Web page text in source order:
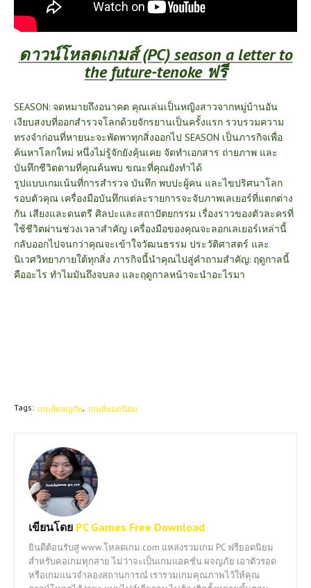
ดาวน์โหลดเกมส์ (PC) season a letter to
the future-tenoke ฟรี
SEASON: จดหมายถึงอนาคต คุณเล่นเป็นหญิงสาวจากหมู่บ้านอัน
เงียบสงบที่ออกสำรวจโลกด้วยจักรยานเป็นครั้งแรก รวบรวมความ
ทรงจำก่อนที่หายนะจะพัดพาทุกสิ่งออกไป SEASON เป็นภารกิจเพื่อ
ค้นหาโลกใหม่ หนึ่งไม่รู้จักยังคุ้นเคย จัดทำเอกสาร ถ่ายภาพ และ
บันทึกชีวิตตามที่คุณค้นพบ ขณะที่คุณยังทำได้
รูปแบบเกมเน้นที่การสำรวจ บันทึก พบปะผู้คน และไขปริศนาโลก
รอบตัวคุณ เครื่องมือบันทึกแต่ละรายการจะจับภาพเลเยอร์ที่แตกต่าง
กัน เสียงและดนตรี ศิลปะและสถาปัตยกรรม เรื่องราวของตัวละครที่
ใช้ชีวิตผ่านช่วงเวลาสำคัญ เครื่องมือของคุณจะลอกเลเยอร์เหล่านี้
กลับออกไปจนกว่าคุณจะเข้าใจวัฒนธรรม ประวัติศาสตร์ และ
นิเวศวิทยาภายใต้ทุกสิ่ง ภารกิจนี้นำคุณไปสู่คำถามสำคัญ: ฤดูกาลนี้
คืออะไร ทำไมมันถึงจบลง และฤดูกาลหน้าจะนำอะไรมา
Tags: เกมส์ผจญภัย เกมส์ยอดนิยม
เขียนโดย PC Games Free Download
ยินดีต้อนรับสู่ www.โหลดเกม.com แหล่งรวมเกม PC ฟรียอดนิยม
สำหรับคอเกมทุกสาย ไม่ว่าจะเป็นเกมแอคชั่น ผจญภัย เอาตัวรอด
หรือเกมแนวจำลองสถานการณ์ เรารวมเกมคุณภาพไว้ให้คุณ